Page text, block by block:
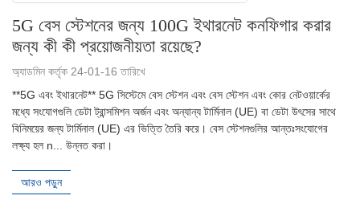
5G বেস স্টেশনের জন্য 100G ইথারনেট কনফিগার করার
জন্য কী কী প্রয়োজনীয়তা রয়েছে?
অ্যাডমিন কর্তৃক 24-01-16 তারিখে
**5G এবং ইথারনেট** 5G সিস্টেমে বেস স্টেশন এবং বেস স্টেশন এবং কোর নেটওয়ার্কের
মধ্যে সংযোগগুলি ডেটা ট্রান্সমিশন অর্জন এবং অন্যান্য টার্মিনাল (UE) বা ডেটা উৎসের সাথে
বিনিময়ের জন্য টার্মিনাল (UE) এর ভিত্তি তৈরি করে। বেস স্টেশনগুলির আন্তঃসংযোগের
লক্ষ্য হল n... উন্নত করা।
আরও পড়ুন